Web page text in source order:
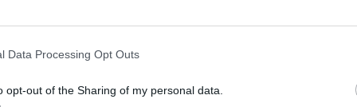
Data Processing Opt Outs
opt-out of the Sharing of my personal data.
(analitikai) sütik